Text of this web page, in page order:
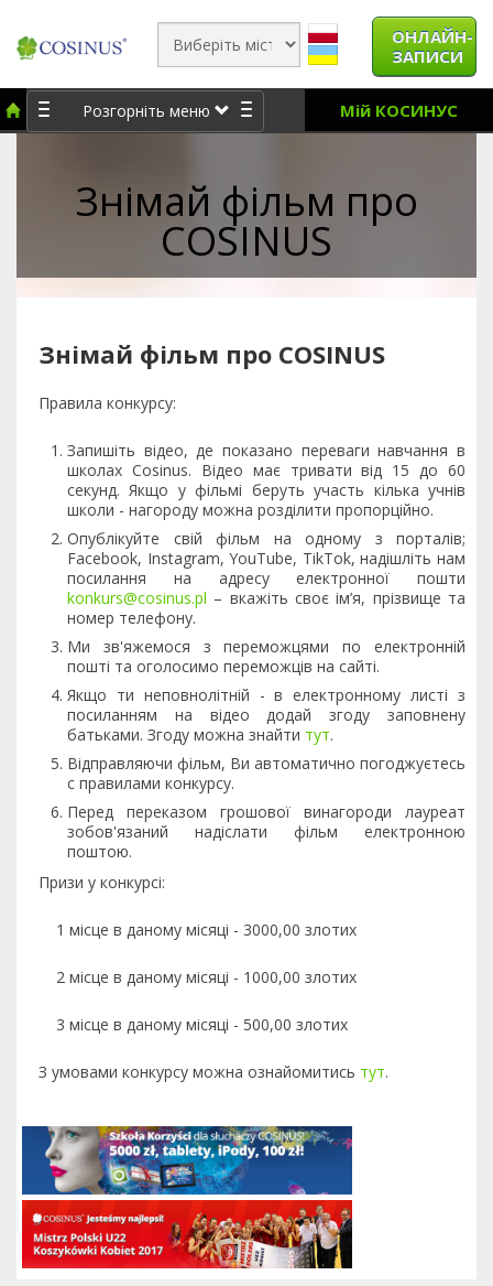
ОНЛАЙН-
ЗАПИСИ
Розгорніть меню Мій КОСИНУС
Знімай фільм про
COSINUS
Знімай фільм про COSINUS
Правила конкурсу:
Запишіть відео, де показано переваги навчання в
школах Cosinus. Відео має тривати від 15 до 60
секунд. Якщо у фільмі беруть участь кілька учнів
школи - нагороду можна розділити пропорційно.
Опублікуйте свій фільм на одному з порталів;
Facebook, Instagram, YouTube, TikTok, надішліть нам
посилання на адресу електронної пошти
konkurs@cosinus.pl – вкажіть своє ім’я, прізвище та
номер телефону.
Ми зв'яжемося з переможцями по електронній
пошті та оголосимо переможців на сайті.
Якщо ти неповнолітній - в електронному листі з
посиланням на відео додай згоду заповнену
батьками. Згоду можна знайти тут.
Відправляючи фільм, Ви автоматично погоджуєтесь
с правилами конкурсу.
Перед переказом грошової винагороди лауреат
зобов'язаний надіслати фільм електронною
поштою.
Призи у конкурсі:
1 місце в даному місяці - 3000,00 злотих
2 місце в даному місяці - 1000,00 злотих
3 місце в даному місяці - 500,00 злотих
З умовами конкурсу можна ознайомитись тут.